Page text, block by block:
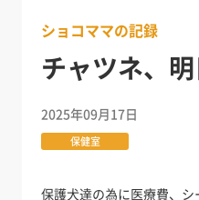
ショコママの記録
チャツネ、
2025年09月17日
保健室
保護犬達の為に医療費、